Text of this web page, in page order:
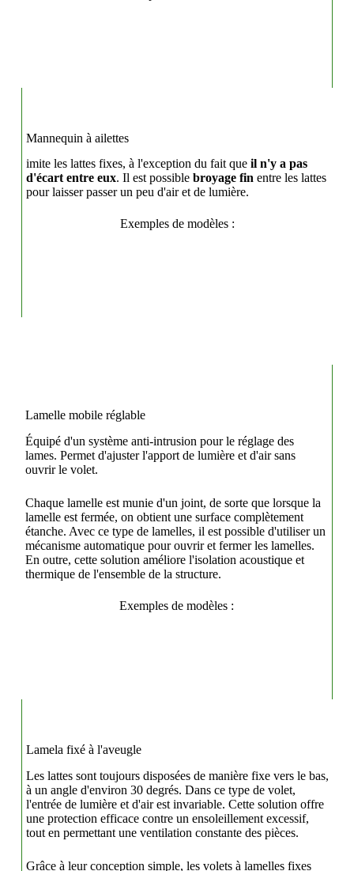
Mannequin à ailettes
imite les lattes fixes, à l'exception du fait que il n'y a pas
d'écart entre eux. Il est possible broyage fin entre les lattes
pour laisser passer un peu d'air et de lumière.
Exemples de modèles :
Lamelle mobile réglable
Équipé d'un système anti-intrusion pour le réglage des
lames. Permet d'ajuster l'apport de lumière et d'air sans
ouvrir le volet.
Chaque lamelle est munie d'un joint, de sorte que lorsque la
lamelle est fermée, on obtient une surface complètement
étanche. Avec ce type de lamelles, il est possible d'utiliser un
mécanisme automatique pour ouvrir et fermer les lamelles.
En outre, cette solution améliore l'isolation acoustique et
thermique de l'ensemble de la structure.
Exemples de modèles :
Lamela fixé à l'aveugle
Les lattes sont toujours disposées de manière fixe vers le bas,
à un angle d'environ 30 degrés. Dans ce type de volet,
l'entrée de lumière et d'air est invariable. Cette solution offre
une protection efficace contre un ensoleillement excessif,
tout en permettant une ventilation constante des pièces.
Grâce à leur conception simple, les volets à lamelles fixes